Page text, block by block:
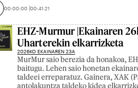
00:00:00 00:41:21
EHZ-Murmur |Ekainaren
Uharterekin elkarrizketa
2026KO EKAINAREN 23A
MurMur saio berezia da honakoa,
baitugu. Lehen saio honetan
taldeei erreparatuz. Gainera, XAK
antolakuntza taldeko kidea